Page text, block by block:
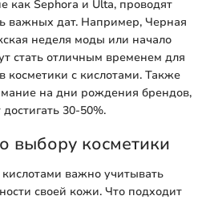
как Sephora и Ulta, проводят
важных дат. Например, Черная
неделя моды или начало
стать отличным временем для
косметики с кислотами. Также
на дни рождения брендов,
30-50%.
выбору косметики
важно учитывать
своей кожи. Что подходит